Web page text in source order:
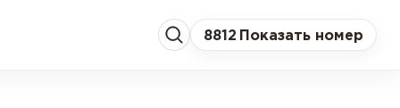
8812 Показать номер